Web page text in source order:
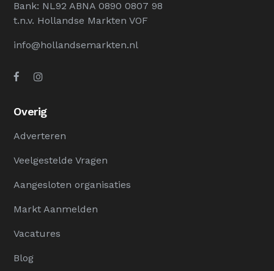
Bank: NL92 ABNA 0890 0807 98
t.n.v. Hollandse Markten VOF
info@hollandsemarkten.nl
Overig
Adverteren
Veelgestelde Vragen
Aangesloten organisaties
Markt Aanmelden
Vacatures
Blog